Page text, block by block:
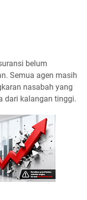
belum
Semua agen masih
nasabah yang
dari kalangan tinggi.